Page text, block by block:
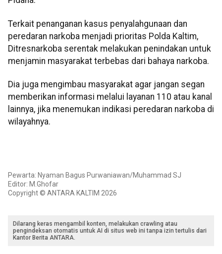
Terkait penanganan kasus penyalahgunaan dan
peredaran narkoba menjadi prioritas Polda Kaltim,
Ditresnarkoba serentak melakukan penindakan untuk
menjamin masyarakat terbebas dari bahaya narkoba.
Dia juga mengimbau masyarakat agar jangan segan
memberikan informasi melalui layanan 110 atau kanal
lainnya, jika menemukan indikasi peredaran narkoba di
wilayahnya.
Pewarta: Nyaman Bagus Purwaniawan/Muhammad SJ
Editor: M.Ghofar
Copyright © ANTARA KALTIM 2026
Dilarang keras mengambil konten, melakukan crawling atau
pengindeksan otomatis untuk AI di situs web ini tanpa izin tertulis dari
Kantor Berita ANTARA.